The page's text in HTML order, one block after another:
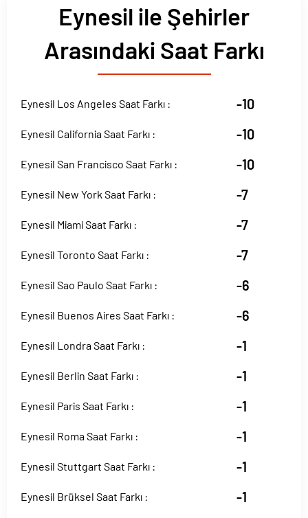
Eynesil ile Şehirler
Arasındaki Saat Farkı
Eynesil Los Angeles Saat Farkı : -10
Eynesil California Saat Farkı : -10
Eynesil San Francisco Saat Farkı : -10
Eynesil New York Saat Farkı : -7
Eynesil Miami Saat Farkı : -7
Eynesil Toronto Saat Farkı : -7
Eynesil Sao Paulo Saat Farkı : -6
Eynesil Buenos Aires Saat Farkı : -6
Eynesil Londra Saat Farkı : -1
Eynesil Berlin Saat Farkı : -1
Eynesil Paris Saat Farkı : -1
Eynesil Roma Saat Farkı : -1
Eynesil Stuttgart Saat Farkı : -1
Eynesil Brüksel Saat Farkı : -1